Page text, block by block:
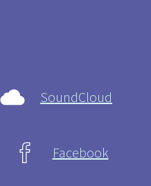
SoundCloud
Facebook